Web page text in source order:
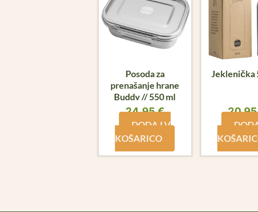
Posoda za
prenašanje hrane
Buddy // 550 ml
24,95€
DODAJ V
KOŠARICO
Jeklenička